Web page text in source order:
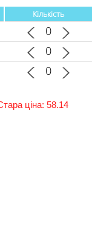
Кількість
ціна: 58.14